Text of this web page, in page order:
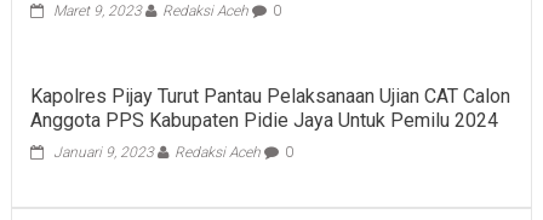
Maret 9, 2023 Redaksi Aceh 0
Kapolres Pijay Turut Pantau Pelaksanaan Ujian CAT Calon
Anggota PPS Kabupaten Pidie Jaya Untuk Pemilu 2024
Januari 9, 2023 Redaksi Aceh 0